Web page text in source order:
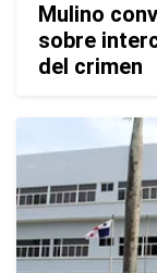
Mulino
sobre
del crimen